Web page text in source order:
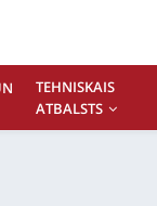
TEHNISKAIS
ATBALSTS